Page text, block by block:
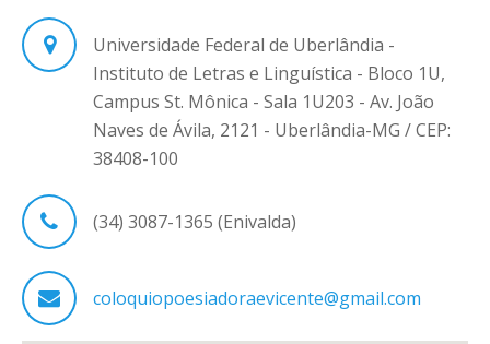
Universidade Federal de Uberlândia -
Instituto de Letras e Linguística - Bloco 1U,
Campus St. Mônica - Sala 1U203 - Av. João
Naves de Ávila, 2121 - Uberlândia-MG / CEP:
38408-100
(34) 3087-1365 (Enivalda)
coloquiopoesiadoraevicente@gmail.com